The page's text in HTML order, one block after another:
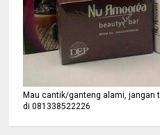
Mau cantik/ganteng alami, jangan
di 081338522226